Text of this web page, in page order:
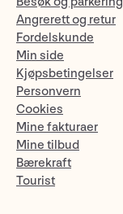
Angrerett og retur
Fordelskunde
Min side
Kjøpsbetingelser
Personvern
Cookies
Mine fakturaer
Mine tilbud
Bærekraft
Tourist